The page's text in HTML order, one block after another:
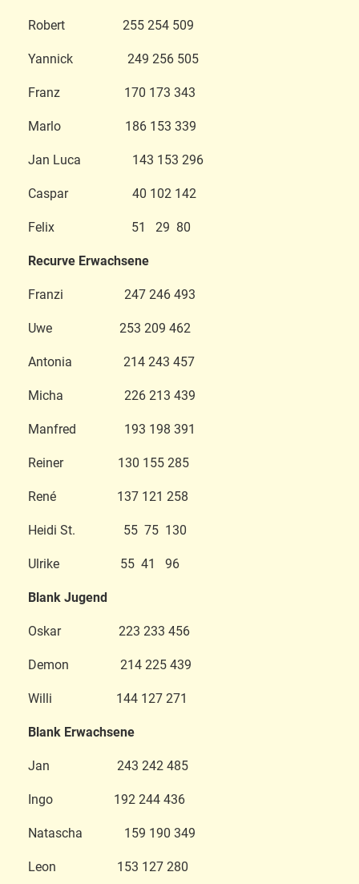
Robert 255 254 509
Yannick 249 256 505
Franz 170 173 343
Marlo 186 153 339
Jan Luca 143 153 296
Caspar 40 102 142
Felix 51 29 80
Recurve Erwachsene
Franzi 247 246 493
Uwe 253 209 462
Antonia 214 243 457
Micha 226 213 439
Manfred 193 198 391
Reiner 130 155 285
René 137 121 258
Heidi St. 55 75 130
Ulrike 55 41 96
Blank Jugend
Oskar 223 233 456
Demon 214 225 439
Willi 144 127 271
Blank Erwachsene
Jan 243 242 485
Ingo 192 244 436
Natascha 159 190 349
Leon 153 127 280